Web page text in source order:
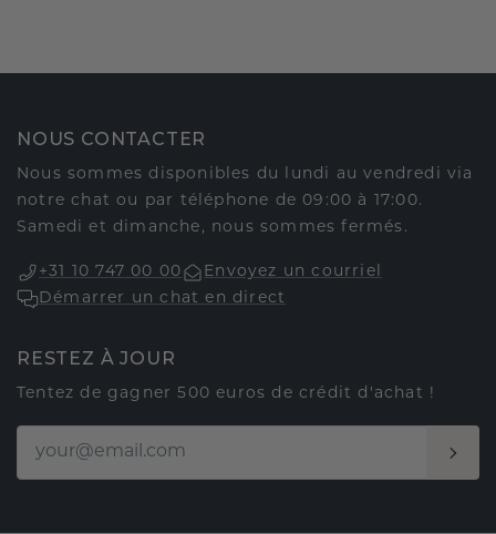
NOUS CONTACTER
Nous sommes disponibles du lundi au vendredi via
notre chat ou par téléphone de 09:00 à 17:00.
Samedi et dimanche, nous sommes fermés.
+31 10 747 00 00
Envoyez un courriel
Démarrer un chat en direct
RESTEZ À JOUR
Tentez de gagner 500 euros de crédit d'achat !